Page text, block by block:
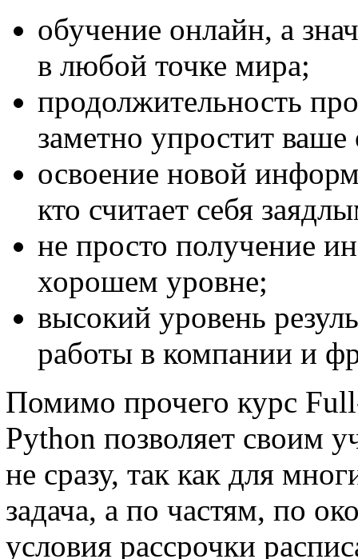
обучение онлайн, а
в любой точке мира;
продолжительность
заметно упростит ваше
освоение новой
кто считает себя
не просто получение
хорошем уровне;
высокий уровень
работы в компании и
Помимо прочего курс
Python позволяет своим
не сразу, так как для
задача, а по частям, по
условия рассрочки